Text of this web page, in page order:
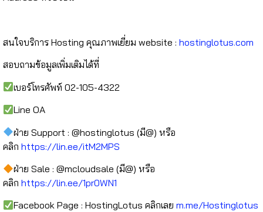
สนใจบริการ Hosting คุณภาพเยี่ยม website : hostinglotus.com
สอบถามข้อมูลเพิ่มเติมได้ที่
เบอร์โทรศัพท์ 02-105-4322
Line OA
ฝ่าย Support : @hostinglotus (มี@) หรือ
คลิก https://lin.ee/itM2MPS
ฝ่าย Sale : @mcloudsale (มี@) หรือ
คลิก https://lin.ee/1pr0WN1
Facebook Page : HostingLotus คลิกเลยm.me/Hostinglotus